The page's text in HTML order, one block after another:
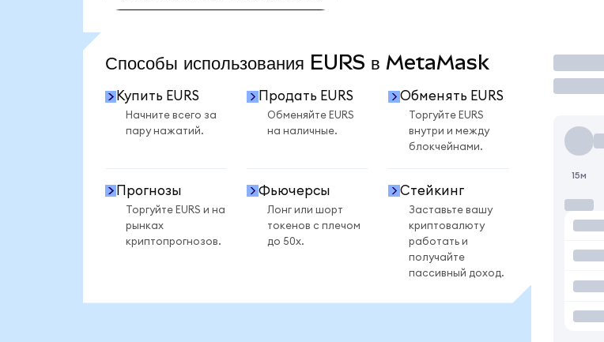
Способы использования EURS в MetaMask
Купить EURS
Начните всего за
пару нажатий.
Продать EURS
Обменяйте EURS
на наличные.
Обменять EURS
Торгуйте EURS
внутри и между
блокчейнами.
Прогнозы
Торгуйте EURS и на
рынках
криптопрогнозов.
Фьючерсы
Лонг или шорт
токенов с плечом
до 50x.
Стейкинг
Заставьте вашу
криптовалюту
работать и
получайте
пассивный доход.
15м